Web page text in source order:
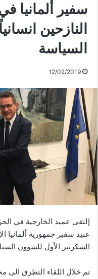
سفير ألمانيا
النازحين
السياسة
12/02/2019
إلتقى عميد الخارجية في
عبيد سفير جمهورية ألمانيا
السكرتير الأول للشؤون
تم خلال اللقاء التطرق الى